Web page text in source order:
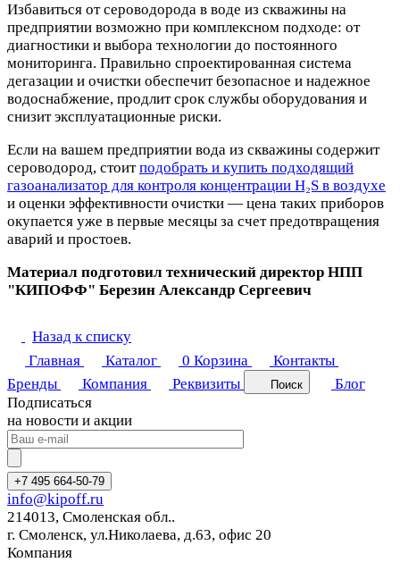
Избавиться от сероводорода в воде из скважины на
предприятии возможно при комплексном подходе: от
диагностики и выбора технологии до постоянного
мониторинга. Правильно спроектированная система
дегазации и очистки обеспечит безопасное и надежное
водоснабжение, продлит срок службы оборудования и
снизит эксплуатационные риски.
Если на вашем предприятии вода из скважины содержит
сероводород, стоитподобрать и купить подходящий
газоанализатор для контроля концентрации H₂S в воздухе
и оценки эффективности очистки — цена таких приборов
окупается уже в первые месяцы за счет предотвращения
аварий и простоев.
Материал подготовил технический директор НПП
"КИПОФФ" Березин Александр Сергеевич
Назад к списку
Главная
Каталог 0 Корзина
Контакты
Бренды
Компания Реквизиты Поиск
Блог
Подписаться
на новости и акции
+7 495 664-50-79
info@kipoff.ru
214013, Смоленская обл..
г. Смоленск, ул.Николаева, д.63, офис 20
Компания